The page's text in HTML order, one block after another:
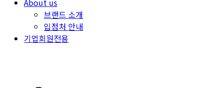
브랜드 소개
입점처 안내
기업회원전용